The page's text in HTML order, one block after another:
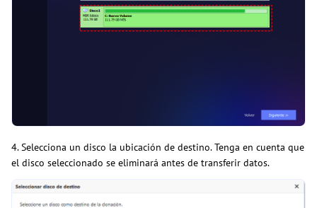
4. Selecciona un disco la ubicación de destino. Tenga en cuenta que
el disco seleccionado se eliminará antes de transferir datos.